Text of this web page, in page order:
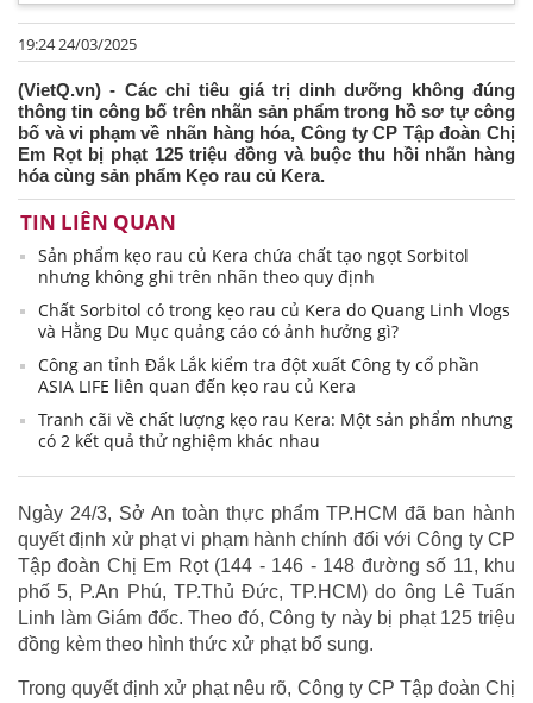
19:24 24/03/2025
(VietQ.vn) - Các chỉ tiêu giá trị dinh dưỡng không đúng
thông tin công bố trên nhãn sản phẩm trong hồ sơ tự công
bố và vi phạm về nhãn hàng hóa, Công ty CP Tập đoàn Chị
Em Rọt bị phạt 125 triệu đồng và buộc thu hồi nhãn hàng
hóa cùng sản phẩm Kẹo rau củ Kera.
TIN LIÊN QUAN
Sản phẩm kẹo rau củ Kera chứa chất tạo ngọt Sorbitol
nhưng không ghi trên nhãn theo quy định
Chất Sorbitol có trong kẹo rau củ Kera do Quang Linh Vlogs
và Hằng Du Mục quảng cáo có ảnh hưởng gì?
Công an tỉnh Đắk Lắk kiểm tra đột xuất Công ty cổ phần
ASIA LIFE liên quan đến kẹo rau củ Kera
Tranh cãi về chất lượng kẹo rau Kera: Một sản phẩm nhưng
có 2 kết quả thử nghiệm khác nhau
Ngày 24/3, Sở An toàn thực phẩm TP.HCM đã ban hành
quyết định xử phạt vi phạm hành chính đối với Công ty CP
Tập đoàn Chị Em Rọt (144 - 146 - 148 đường số 11, khu
phố 5, P.An Phú, TP.Thủ Đức, TP.HCM) do ông Lê Tuấn
Linh làm Giám đốc. Theo đó, Công ty này bị phạt 125 triệu
đồng kèm theo hình thức xử phạt bổ sung.
Trong quyết định xử phạt nêu rõ, Công ty CP Tập đoàn Chị